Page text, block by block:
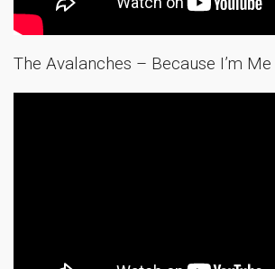
The Avalanches – Because I’m Me